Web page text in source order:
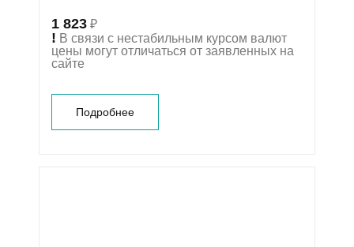
1 823 ₽
! В связи с нестабильным курсом валют
цены могут отличаться от заявленных на
сайте
Подробнее